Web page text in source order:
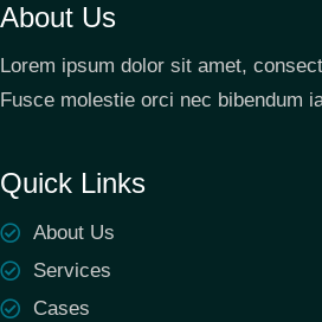
About Us
Lorem ipsum dolor sit amet,
Fusce molestie orci nec bibendum
Quick Links
About Us
Services
Cases